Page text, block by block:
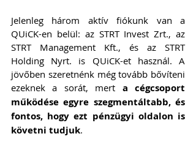
Jelenleg három aktív fiókunk van a
QUiCK-en belül: az STRT Invest Zrt., az
STRT Management Kft., és az STRT
Holding Nyrt. is QUiCK-et használ. A
jövőben szeretnénk még tovább bővíteni
ezeknek a sorát, mert a cégcsoport
működése egyre szegmentáltabb, és
fontos, hogy ezt pénzügyi oldalon is
követni tudjuk.